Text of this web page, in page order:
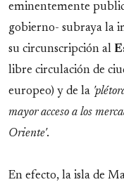
eminentemente
gobierno- subraya la
su circunscripción al
libre circulación de
europeo) y de la
mayor acceso a los
Oriente'.
En efecto, la isla de